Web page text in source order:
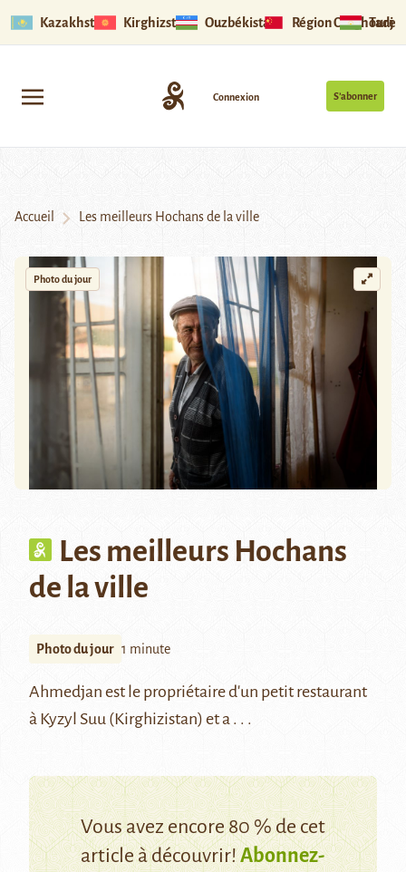
Kazakhstan Kirghizstan Ouzbékistan Région Ouïghoure
S’abonner
Connexion
Accueil Les meilleurs Hochans de la ville
Photo du jour
Les meilleurs Hochans
de la ville
Photo du jour 1 minute
Ahmedjan est le propriétaire d'un petit restaurant
à Kyzyl Suu (Kirghizistan) et a . . .
Vous avez encore 80 % de cet
article à découvrir!Abonnez-